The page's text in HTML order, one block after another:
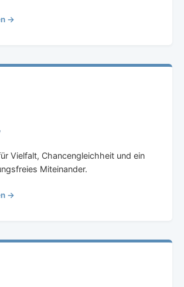
→
Vielfalt, Chancengleichheit und ein
Miteinander.
→